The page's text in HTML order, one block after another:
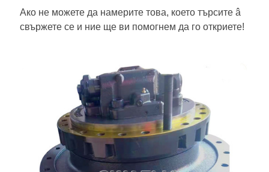
Ако не можете да намерите това, което търсите â
свържете се и ние ще ви помогнем да го откриете!